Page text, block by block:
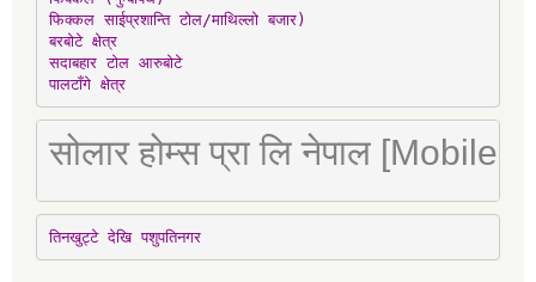
फिक्कल साईप्रशान्ति टोल/माथिल्लो बजार)
बरबोटे क्षेत्र
सदाबहार टोल आरुबोटे
पालटाँगे क्षेत्र
सोलार होम्स प्रा लि नेपाल [Mobile
तिनखुट्टे देखि पशुपतिनगर